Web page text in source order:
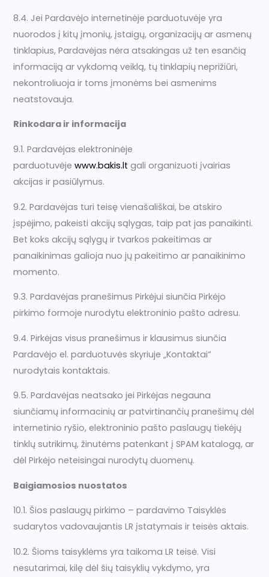
8.4. Jei Pardavėjo internetinėje parduotuvėje yra
nuorodos į kitų įmonių, įstaigų, organizacijų ar asmenų
tinklapius, Pardavėjas nėra atsakingas už ten esančią
informaciją ar vykdomą veiklą, tų tinklapių neprižiūri,
nekontroliuoja ir toms įmonėms bei asmenims
neatstovauja.
Rinkodara ir informacija
9.1. Pardavėjas elektroninėje
parduotuvėjewww.bakis.lt gali organizuoti įvairias
akcijas ir pasiūlymus.
9.2. Pardavėjas turi teisę vienašališkai, be atskiro
įspėjimo, pakeisti akcijų sąlygas, taip pat jas panaikinti.
Bet koks akcijų sąlygų ir tvarkos pakeitimas ar
panaikinimas galioja nuo jų pakeitimo ar panaikinimo
momento.
9.3. Pardavėjas pranešimus Pirkėjui siunčia Pirkėjo
pirkimo formoje nurodytu elektroninio pašto adresu.
9.4. Pirkėjas visus pranešimus ir klausimus siunčia
Pardavėjo el. parduotuvės skyriuje „Kontaktai“
nurodytais kontaktais.
9.5. Pardavėjas neatsako jei Pirkėjas negauna
siunčiamų informacinių ar patvirtinančių pranešimų dėl
internetinio ryšio, elektroninio pašto paslaugų tiekėjų
tinklų sutrikimų, žinutėms patenkant į SPAM katalogą, ar
dėl Pirkėjo neteisingai nurodytų duomenų.
Baigiamosios nuostatos
10.1. Šios paslaugų pirkimo – pardavimo Taisyklės
sudarytos vadovaujantis LR įstatymais ir teisės aktais.
10.2. Šioms taisyklėms yra taikoma LR teisė. Visi
nesutarimai, kilę dėl šių taisyklių vykdymo, yra